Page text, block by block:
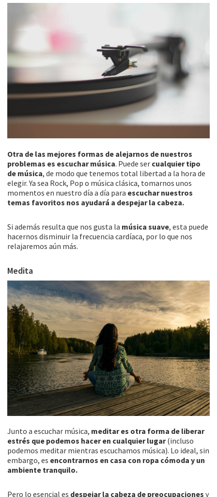
Otra de las mejores formas de alejarnos de nuestros
problemas es escuchar música. Puede ser cualquier tipo
de música, de modo que tenemos total libertad a la hora de
elegir. Ya sea Rock, Pop o música clásica, tomarnos unos
momentos en nuestro día a día para escuchar nuestros
temas favoritos nos ayudará a despejar la cabeza.
Si además resulta que nos gusta la música suave, esta puede
hacernos disminuir la frecuencia cardíaca, por lo que nos
relajaremos aún más.
Medita
Junto a escuchar música, meditar es otra forma de liberar
estrés que podemos hacer en cualquier lugar(incluso
podemos meditar mientras escuchamos música). Lo ideal, sin
embargo, es encontrarnos en casa con ropa cómoda y un
ambiente tranquilo.
Pero lo esencial es despejar la cabeza de preocupaciones y